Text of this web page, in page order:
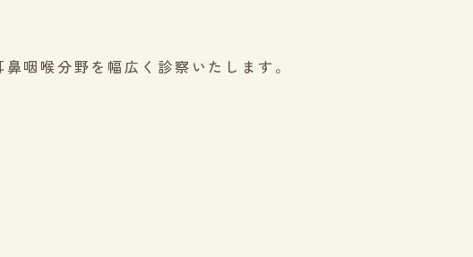
咽喉分野を幅広く診察いたします。